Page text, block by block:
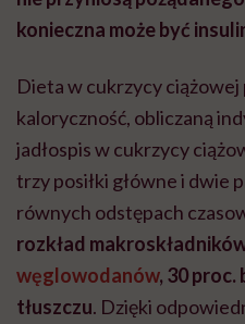
konieczna może być
Dieta w cukrzycy
kaloryczność, obliczaną
jadłospis w cukrzycy
trzy posiłki główne i dwie
równych odstępach
rozkład
węglowodanów, 30 proc.
tłuszczu. Dzięki